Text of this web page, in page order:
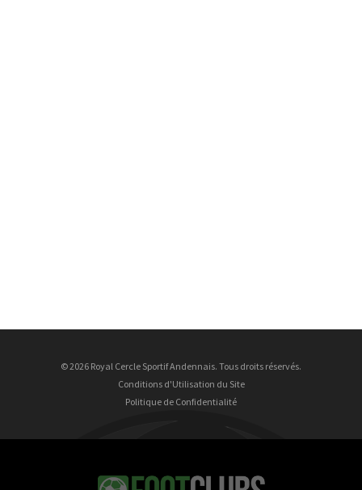
© 2026 Royal Cercle Sportif Andennais. Tous droits réservés.
Conditions d'Utilisation du Site
Politique de Confidentialité